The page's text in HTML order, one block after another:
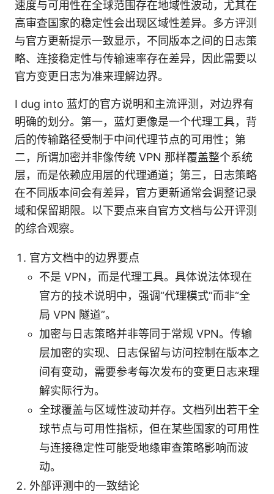
速度与可用性在全球范围存在地域性波动，尤其在
高审查国家的稳定性会出现区域性差异。多方评测
与官方更新提示一致显示，不同版本之间的日志策
略、连接稳定性与传输速率存在差异，因此需要以
官方变更日志为准来理解边界。
I dug into 蓝灯的官方说明和主流评测，对边界有
明确的划分。第一，蓝灯更像是一个代理工具，背
后的传输路径受制于中间代理节点的可用性；第
二，所谓加密并非像传统 VPN 那样覆盖整个系统
层，而是依赖应用层的代理通道；第三，日志策略
在不同版本间会有差异，官方更新通常会调整记录
域和保留期限。以下要点来自官方文档与公开评测
的综合观察。
官方文档中的边界要点
不是 VPN，而是代理工具。具体说法体现在
官方的技术说明中，强调“代理模式”而非“全
局 VPN 隧道”。
加密与日志策略并非等同于常规 VPN。传输
层加密的实现、日志保留与访问控制在版本之
间有变动，需要参考每次发布的变更日志来理
解实际行为。
全球覆盖与区域性波动并存。文档列出若干全
球节点与可用性指标，但在某些国家的可用性
与连接稳定性可能受地缘审查策略影响而波
动。
外部评测中的一致结论